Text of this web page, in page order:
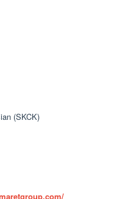
(SKCK)